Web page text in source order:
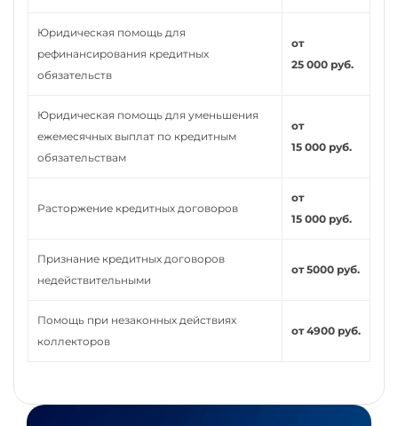
Юридическая помощь для
рефинансирования кредитных
обязательств
от
25 000 руб.
Юридическая помощь для уменьшения
ежемесячных выплат по кредитным
обязательствам
от
15 000 руб.
Расторжение кредитных договоров
от
15 000 руб.
Признание кредитных договоров
недействительными
от 5000 руб.
Помощь при незаконных действиях
коллекторов
от 4900 руб.